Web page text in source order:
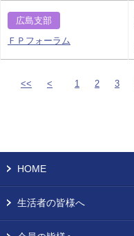
広島支部
ＦＰフォーラム
<< < 1 2 3
HOME
生活者の皆様へ